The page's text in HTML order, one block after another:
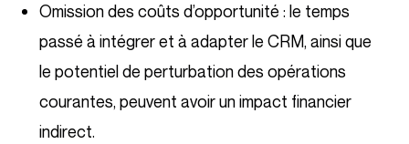
Omission des coûts d’opportunité : le temps
passé à intégrer et à adapter le CRM, ainsi que
le potentiel de perturbation des opérations
courantes, peuvent avoir un impact financier
indirect.